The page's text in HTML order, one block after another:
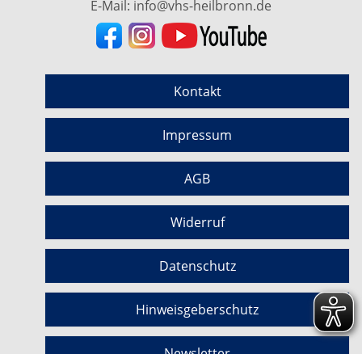
E-Mail: info@vhs-heilbronn.de
Kontakt
Impressum
AGB
Widerruf
Datenschutz
Hinweisgeberschutz